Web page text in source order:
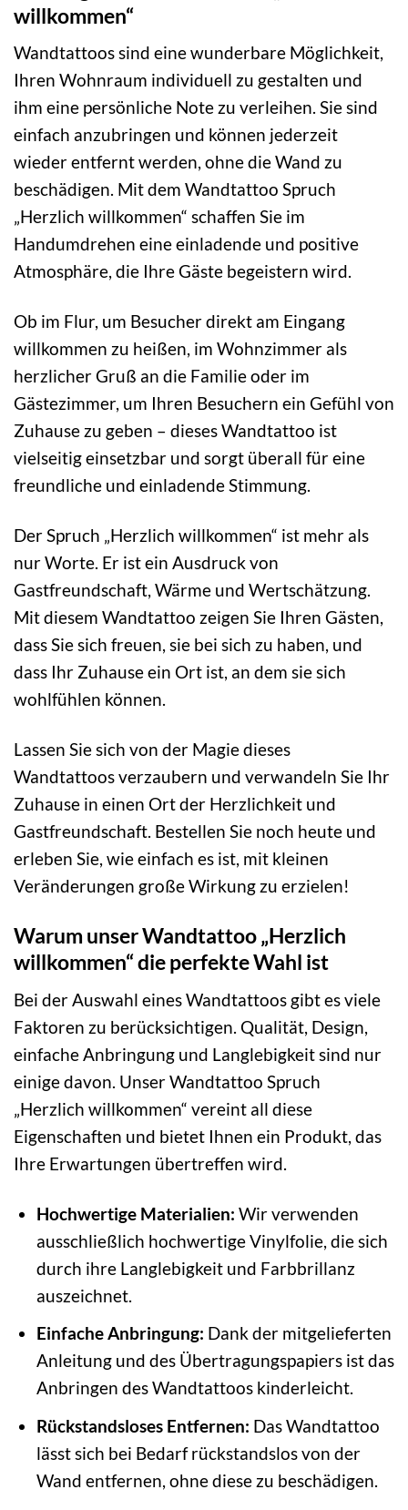
willkommen“
Wandtattoos sind eine wunderbare Möglichkeit,
Ihren Wohnraum individuell zu gestalten und
ihm eine persönliche Note zu verleihen. Sie sind
einfach anzubringen und können jederzeit
wieder entfernt werden, ohne die Wand zu
beschädigen. Mit dem Wandtattoo Spruch
„Herzlich willkommen“ schaffen Sie im
Handumdrehen eine einladende und positive
Atmosphäre, die Ihre Gäste begeistern wird.
Ob im Flur, um Besucher direkt am Eingang
willkommen zu heißen, im Wohnzimmer als
herzlicher Gruß an die Familie oder im
Gästezimmer, um Ihren Besuchern ein Gefühl von
Zuhause zu geben – dieses Wandtattoo ist
vielseitig einsetzbar und sorgt überall für eine
freundliche und einladende Stimmung.
Der Spruch „Herzlich willkommen“ ist mehr als
nur Worte. Er ist ein Ausdruck von
Gastfreundschaft, Wärme und Wertschätzung.
Mit diesem Wandtattoo zeigen Sie Ihren Gästen,
dass Sie sich freuen, sie bei sich zu haben, und
dass Ihr Zuhause ein Ort ist, an dem sie sich
wohlfühlen können.
Lassen Sie sich von der Magie dieses
Wandtattoos verzaubern und verwandeln Sie Ihr
Zuhause in einen Ort der Herzlichkeit und
Gastfreundschaft. Bestellen Sie noch heute und
erleben Sie, wie einfach es ist, mit kleinen
Veränderungen große Wirkung zu erzielen!
Warum unser Wandtattoo „Herzlich
willkommen“ die perfekte Wahl ist
Bei der Auswahl eines Wandtattoos gibt es viele
Faktoren zu berücksichtigen. Qualität, Design,
einfache Anbringung und Langlebigkeit sind nur
einige davon. Unser Wandtattoo Spruch
„Herzlich willkommen“ vereint all diese
Eigenschaften und bietet Ihnen ein Produkt, das
Ihre Erwartungen übertreffen wird.
Hochwertige Materialien: Wir verwenden
ausschließlich hochwertige Vinylfolie, die sich
durch ihre Langlebigkeit und Farbbrillanz
auszeichnet.
Einfache Anbringung: Dank der mitgelieferten
Anleitung und des Übertragungspapiers ist das
Anbringen des Wandtattoos kinderleicht.
Rückstandsloses Entfernen: Das Wandtattoo
lässt sich bei Bedarf rückstandslos von der
Wand entfernen, ohne diese zu beschädigen.